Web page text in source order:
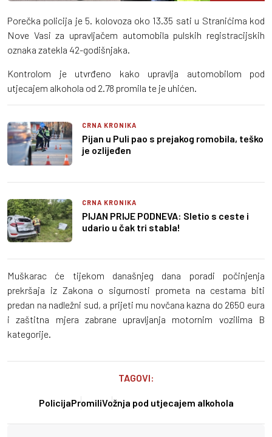
Porečka policija je 5. kolovoza oko 13.35 sati u Stranićima kod
Nove Vasi za upravljačem automobila pulskih registracijskih
oznaka zatekla 42-godišnjaka.
Kontrolom je utvrđeno kako upravlja automobilom pod
utjecajem alkohola od 2.78 promila te je uhićen.
CRNA KRONIKA
Pijan u Puli pao s prejakog romobila, teško
je ozlijeđen
CRNA KRONIKA
PIJAN PRIJE PODNEVA: Sletio s ceste i
udario u čak tri stabla!
Muškarac će tijekom današnjeg dana poradi počinjenja
prekršaja iz Zakona o sigurnosti prometa na cestama biti
predan na nadležni sud, a prijeti mu novčana kazna do 2650 eura
i zaštitna mjera zabrane upravljanja motornim vozilima B
kategorije.
TAGOVI:
PolicijaPromiliVožnja pod utjecajem alkohola